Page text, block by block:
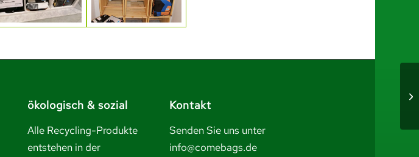
ökologisch & sozial
Alle Recycling-Produkte
entstehen in der
Kontakt
Senden Sie uns unter
info@comebags.de